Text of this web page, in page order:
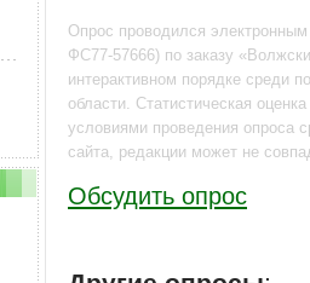
Опрос проводился
ФС77-57666) по заказу
интерактивном порядке среди
области. Статистическая
условиями проведения опроса
сайта, редакции может не
Обсудить опрос